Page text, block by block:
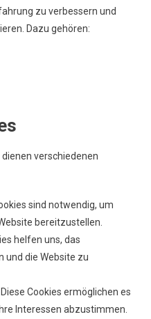
zu verbessern und
Dazu gehören:
verschiedenen
sind notwendig, um
bereitzustellen.
helfen uns, das
und die Website zu
Diese Cookies ermöglichen es
Interessen abzustimmen.